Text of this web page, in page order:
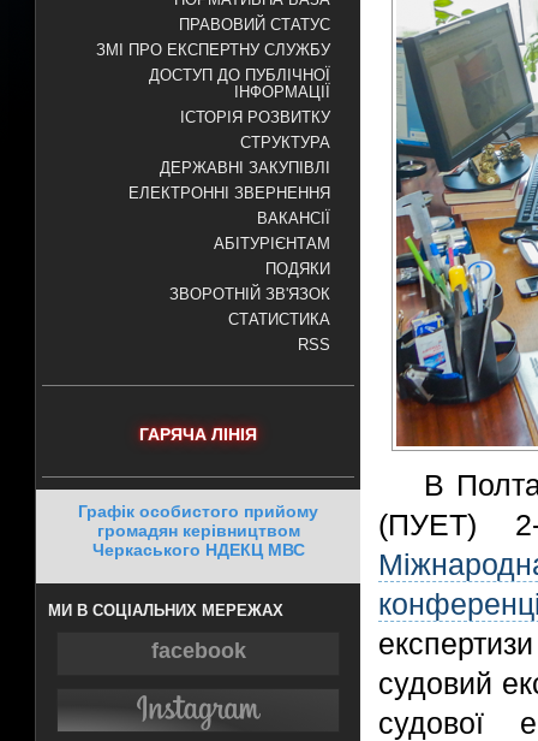
ПРАВОВИЙ СТАТУС
ЗМІ ПРО ЕКСПЕРТНУ СЛУЖБУ
ДОСТУП ДО ПУБЛІЧНОЇ
ІНФОРМАЦІЇ
ІСТОРІЯ РОЗВИТКУ
СТРУКТУРА
ДЕРЖАВНІ ЗАКУПІВЛІ
ЕЛЕКТРОННІ ЗВЕРНЕННЯ
ВАКАНСІЇ
АБІТУРІЄНТАМ
ПОДЯКИ
ЗВОРОТНІЙ ЗВ'ЯЗОК
СТАТИСТИКА
RSS
ГАРЯЧА ЛІНІЯ
Графік особистого прийому
громадян керівництвом
Черкаського НДЕКЦ МВС
МИ В СОЦІАЛЬНИХ МЕРЕЖАХ
facebook
В
(ПУЕТ)
судовий
судової